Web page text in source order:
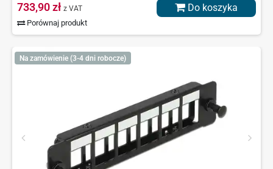
733,90 zł z VAT
Porównaj produkt
Do koszyka
Na zamówienie (3-4 dni robocze)